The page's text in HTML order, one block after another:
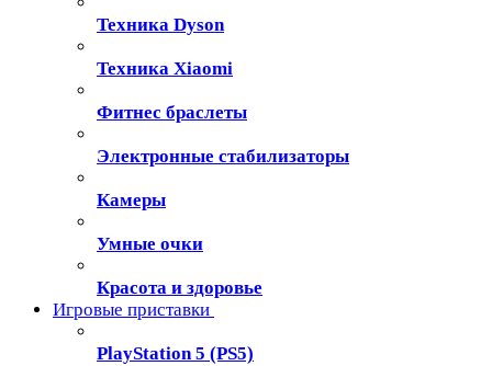
Техника Dyson
Техника Xiaomi
Фитнес браслеты
Электронные стабилизаторы
Камеры
Умные очки
Красота и здоровье
Игровые приставки
PlayStation 5 (PS5)